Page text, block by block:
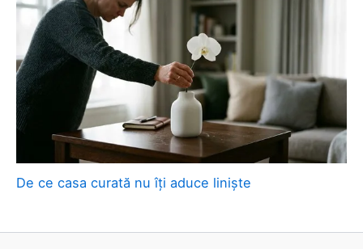
De ce casa curată nu îți aduce liniște